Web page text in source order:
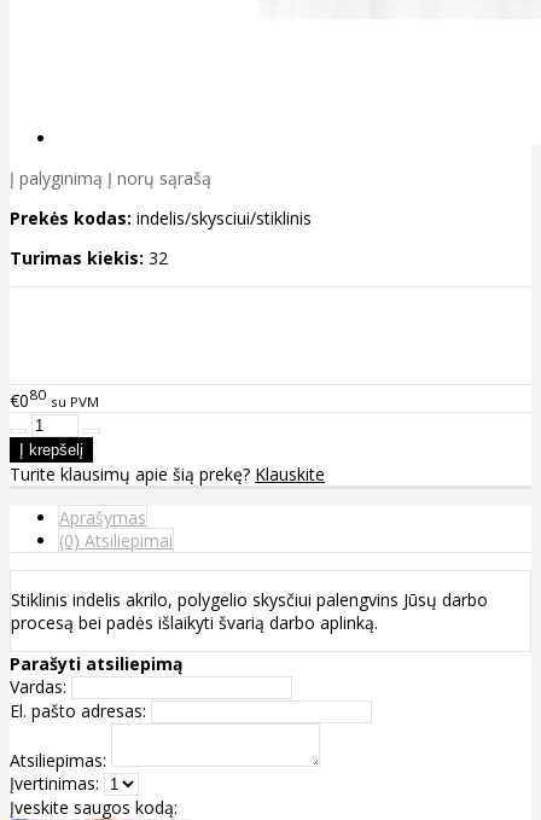
Į palyginimą Į norų sąrašą
Prekės kodas: indelis/skysciui/stiklinis
Turimas kiekis: 32
€080 su PVM
Turite klausimų apie šią prekę? Klauskite
Aprašymas
(0) Atsiliepimai
Stiklinis indelis akrilo, polygelio skysčiui palengvins Jūsų darbo
procesą bei padės išlaikyti švarią darbo aplinką.
Parašyti atsiliepimą
Vardas:
El. pašto adresas:
Atsiliepimas:
Įvertinimas:
Įveskite saugos kodą: